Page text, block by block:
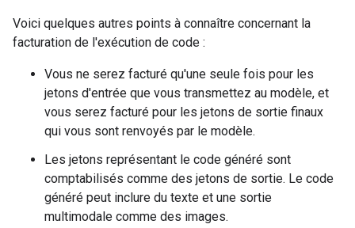
Voici quelques autres points à connaître concernant la
facturation de l'exécution de code :
Vous ne serez facturé qu'une seule fois pour les
jetons d'entrée que vous transmettez au modèle, et
vous serez facturé pour les jetons de sortie finaux
qui vous sont renvoyés par le modèle.
Les jetons représentant le code généré sont
comptabilisés comme des jetons de sortie. Le code
généré peut inclure du texte et une sortie
multimodale comme des images.